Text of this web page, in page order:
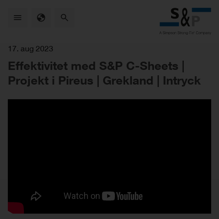
17. aug 2023
Effektivitet med S&P C-Sheets |
Projekt i Pireus | Grekland | Intryck